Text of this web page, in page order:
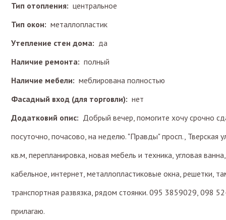
Тип отопления: центральное
Тип окон: металлопластик
Утепление стен дома: да
Наличие ремонта: полный
Наличие мебели: меблирована полностью
Фасадный вход (для торговли): нет
Додатковий опис: Добрый вечер, помогите хочу срочно
посуточно, почасово, на неделю. "Правды" просп., Тверская
кв.м, перепланировка, новая мебель и техника, угловая
кабельное, интернет, металлопластиковые окна, решетки,
транспортная развязка, рядом стоянки. 095 3859029, 098
прилагаю.